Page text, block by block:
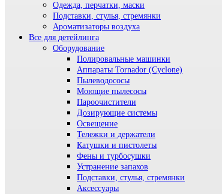
Одежда, перчатки, маски
Подставки, стулья, стремянки
Ароматизаторы воздуха
Все для детейлинга
Оборудование
Полировальные машинки
Аппараты Tornador (Cyclone)
Пылеводососы
Моющие пылесосы
Пароочистители
Дозирующие системы
Освещение
Тележки и держатели
Катушки и пистолеты
Фены и турбосушки
Устранение запахов
Подставки, стулья, стремянки
Аксессуары